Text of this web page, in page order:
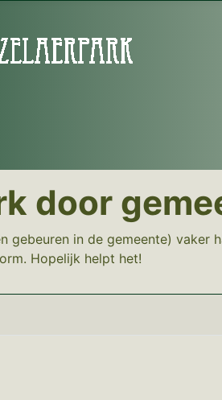
door
gebeuren in de gemeente)
Hopelijk helpt het!